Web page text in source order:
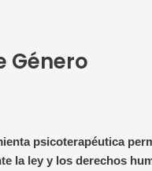
Género
psicoterapéutica
la ley y los derechos